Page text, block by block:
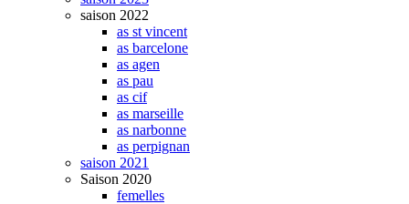
saison 2022
as st vincent
as barcelone
as agen
as pau
as cif
as marseille
as narbonne
as perpignan
saison 2021
Saison 2020
femelles